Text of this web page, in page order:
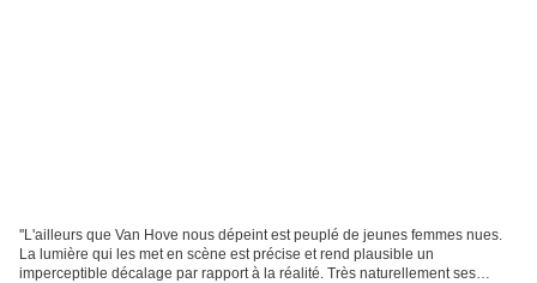
''L'ailleurs que Van Hove nous dépeint est peuplé de jeunes femmes nues.
La lumière qui les met en scène est précise et rend plausible un
imperceptible décalage par rapport à la réalité. Très naturellement ses